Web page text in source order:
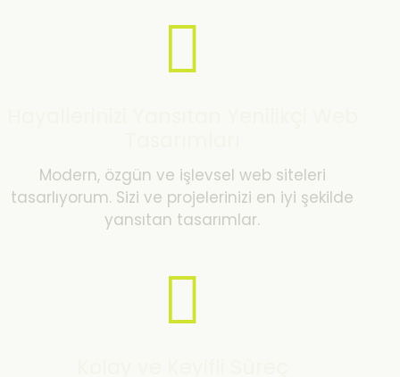
Modern, özgün ve işlevsel web siteleri
tasarlıyorum. Sizi ve projelerinizi en iyi şekilde
yansıtan tasarımlar.